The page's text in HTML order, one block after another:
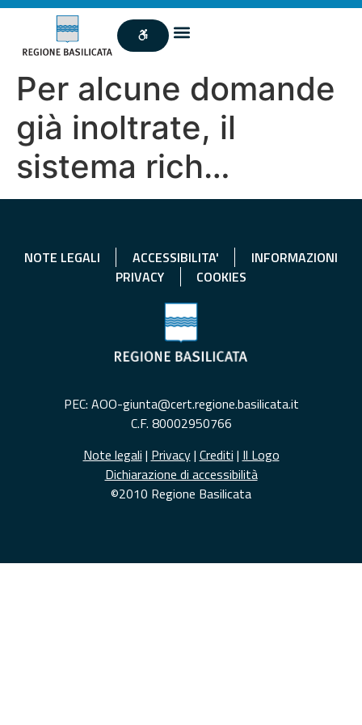
Per alcune domande
già inoltrate, il
sistema rich…
NOTE LEGALI ACCESSIBILITA'
INFORMAZIONI
PRIVACY
COOKIES
PEC: AOO-giunta@cert.regione.basilicata.it
C.F. 80002950766
Note legali | Privacy| Crediti | Il Logo
Dichiarazione di accessibilità
©2010 Regione Basilicata